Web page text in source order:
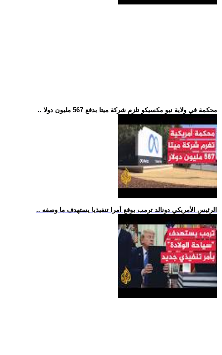
.. محكمة في ولاية نيو مكسيكو تلزم شركة ميتا بدفع 567 مليون دولا
.. الرئيس الأمريكي دونالد ترمب يوقع أمرا تنفيذيا يستهدف ما وصفه